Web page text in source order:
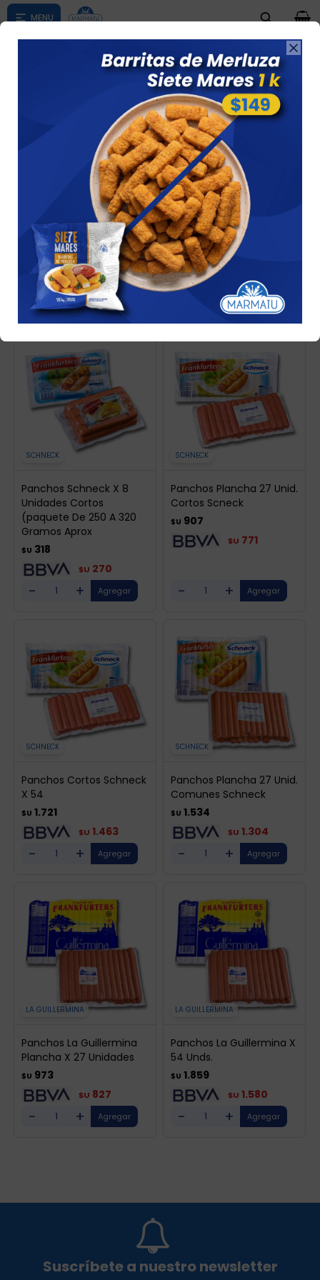

según su zona
0

EMBUTIDOS
Ver 6 artículos
Recomendados
Filtrando por: Embutidos
SCHNECK
Panchos Schneck X 8
Unidades Cortos
(paquete De 250 A 320
Gramos Aprox
$U 318
$U 270
- +
SCHNECK
Panchos Plancha 27 Unid.
Cortos Scneck
$U 907
$U 771
- +
SCHNECK
Panchos Cortos Schneck
X 54
$U 1.721
$U 1.463
- +
SCHNECK
Panchos Plancha 27 Unid.
Comunes Schneck
$U 1.534
$U 1.304
- +
LA GUILLERMINA
Panchos La Guillermina
Plancha X 27 Unidades
$U 973
$U 827
- +
LA GUILLERMINA
Panchos La Guillermina X
54 Unds.
$U 1.859
$U 1.580
- +
Suscríbete a nuestro newsletter